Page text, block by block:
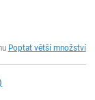
Poptat větší množství